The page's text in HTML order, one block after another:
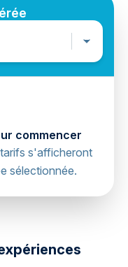
commencer
s'afficheront
sélectionnée.